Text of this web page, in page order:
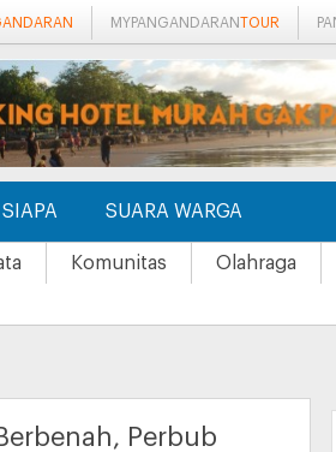
MYPANGANDARANTOUR
SUARA WARGA
Komunitas Olahraga
Perbub